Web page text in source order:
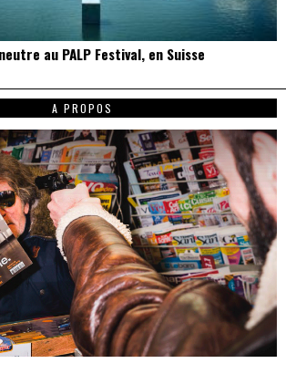
au PALP Festival, en Suisse
A PROPOS